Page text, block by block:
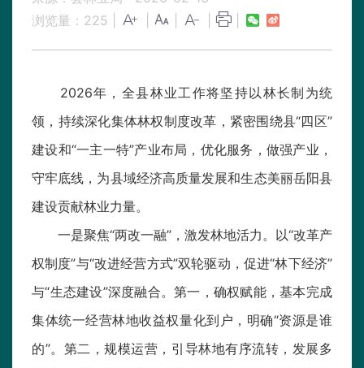
浏览量： 225
2026年，全县林业工作将坚持以林长制为统
领，持续深化集体林权制度改革，紧密围绕县“四区”
建设和“一主一特”产业布局，优化服务，做强产业，
守牢底线，为县域经济高质量发展和生态美丽岳阳县
建设贡献林业力量。
一是聚焦“两改一融”，激发林地活力。以“改革产
权制度”与“改进经营方式”双轮驱动，促进“林下经济”
与“生态建设”深度融合。第一，确权赋能，基本完成
集体统一经营林地收益权量化到户，明确“资源是谁
的”。第二，规模运营，引导林地有序流转，发展多